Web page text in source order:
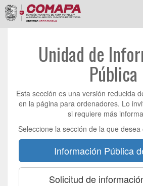
Unidad de
Pública
Esta sección es una versión reducida
en la página para ordenadores. Lo
si requiere más
Seleccione la sección de la que
Información Pública
Solicitud de